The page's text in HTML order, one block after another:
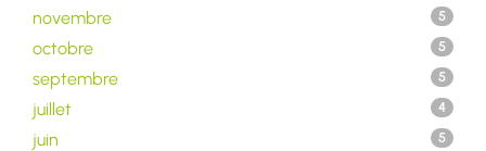
novembre 5
octobre 5
septembre 5
juillet 4
juin 5